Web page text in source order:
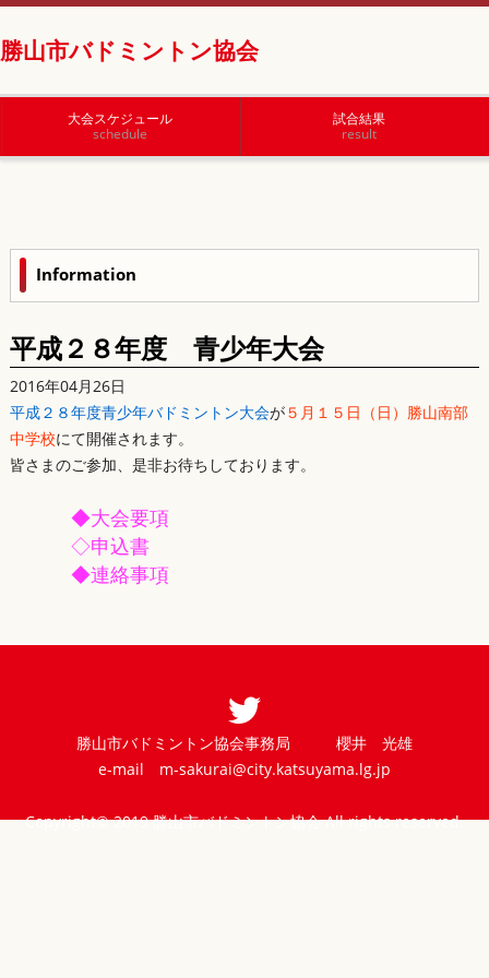
勝山市バドミントン協会
大会スケジュール
schedule
試合結果
result
Information
平成２８年度 青少年大会
2016年04月26日
平成２８年度青少年バドミントン大会が５月１５日（日）勝山南部
中学校にて開催されます。
皆さまのご参加、是非お待ちしております。
◆大会要項
◇申込書
◆連絡事項
勝山市バドミントン協会事務局 櫻井 光雄
e-mail m-sakurai@city.katsuyama.lg.jp
Copyright© 2019 勝山市バドミントン協会 All rights reserved.